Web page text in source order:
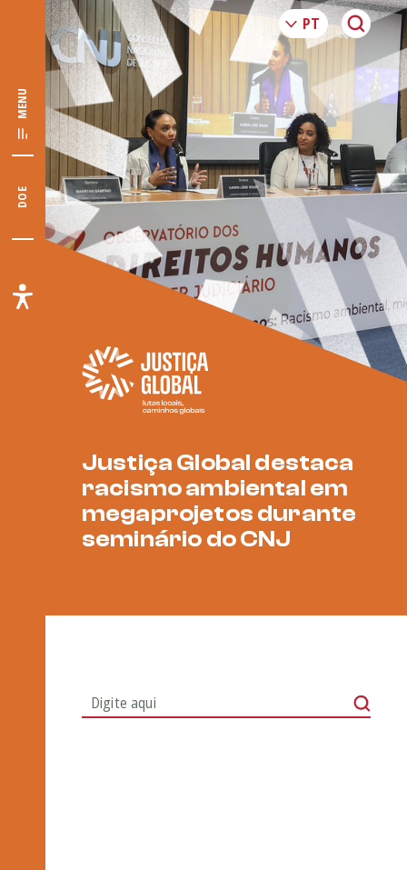
MENU
DOE
Justiça Global destaca
racismo ambiental em
megaprojetos durante
seminário do CNJ